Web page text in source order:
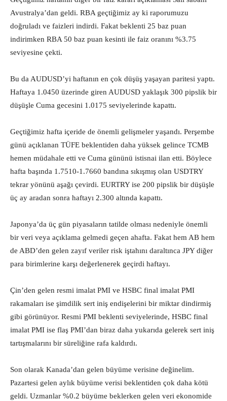
Avustralya’dan geldi. RBA geçtiğimiz ay ki raporumuzu
doğruladı ve faizleri indirdi. Fakat beklenti 25 baz puan
indirimken RBA 50 baz puan kesinti ile faiz oranını %3.75
seviyesine çekti.
Bu da AUDUSD’yi haftanın en çok düşüş yaşayan paritesi yaptı.
Haftaya 1.0450 üzerinde giren AUDUSD yaklaşık 300 pipslik bir
düşüşle Cuma gecesini 1.0175 seviyelerinde kapattı.
Geçtiğimiz hafta içeride de önemli gelişmeler yaşandı. Perşembe
günü açıklanan TÜFE beklentiden daha yüksek gelince TCMB
hemen müdahale etti ve Cuma gününü istisnai ilan etti. Böylece
hafta başında 1.7510-1.7660 bandına sıkışmış olan USDTRY
tekrar yönünü aşağı çevirdi. EURTRY ise 200 pipslik bir düşüşle
üç ay aradan sonra haftayı 2.300 altında kapattı.
Japonya’da üç gün piyasaların tatilde olması nedeniyle önemli
bir veri veya açıklama gelmedi geçen ahafta. Fakat hem AB hem
de ABD’den gelen zayıf veriler risk iştahını daraltınca JPY diğer
para birimlerine karşı değerlenerek geçirdi haftayı.
Çin’den gelen resmi imalat PMI ve HSBC final imalat PMI
rakamaları ise şimdilik sert iniş endişelerini bir miktar dindirmiş
gibi görünüyor. Resmi PMI beklenti seviyelerinde, HSBC final
imalat PMI ise flaş PMI’dan biraz daha yukarıda gelerek sert iniş
tartışmalarını bir süreliğine rafa kaldırdı.
Son olarak Kanada’dan gelen büyüme verisine değinelim.
Pazartesi gelen aylık büyüme verisi beklentiden çok daha kötü
geldi. Uzmanlar %0.2 büyüme beklerken gelen veri ekonomide